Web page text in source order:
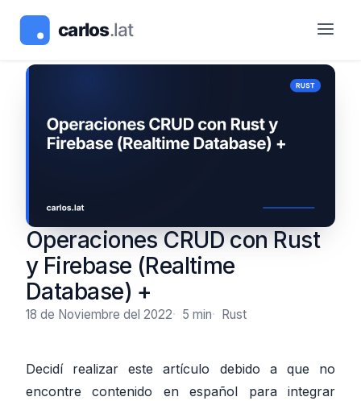
Operaciones CRUD con Rust
y Firebase (Realtime
Database) +
18 de Noviembre del 2022 5 min Rust
Decidí realizar este artículo debido a que no
encontre contenido en español para integrar